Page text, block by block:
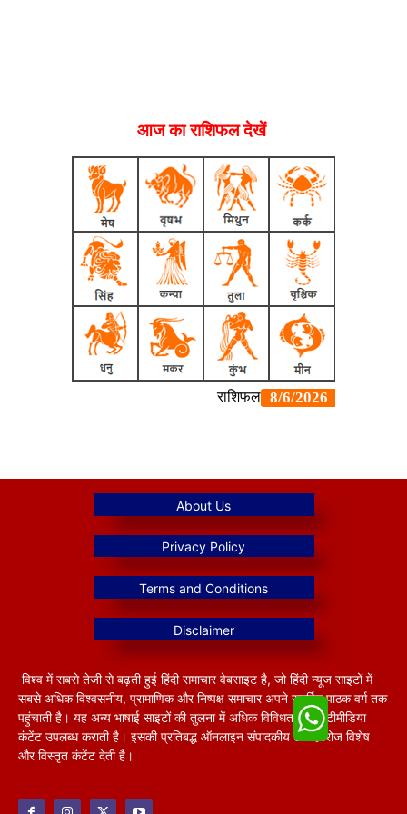
आज का राशिफल देखें
विश्व में सबसे तेजी से बढ़ती हुई हिंदी समाचार वेबसाइट है, जो हिंदी न्यूज साइटों में
सबसे अधिक विश्वसनीय, प्रामाणिक और निष्पक्ष समाचार अपने समर्पित पाठक वर्ग तक
पहुंचाती है। यह अन्य भाषाई साइटों की तुलना में अधिक विविधतापूर्ण मल्टीमीडिया
कंटेंट उपलब्ध कराती है। इसकी प्रतिबद्ध ऑनलाइन संपादकीय टीम हररोज विशेष
और विस्तृत कंटेंट देती है।